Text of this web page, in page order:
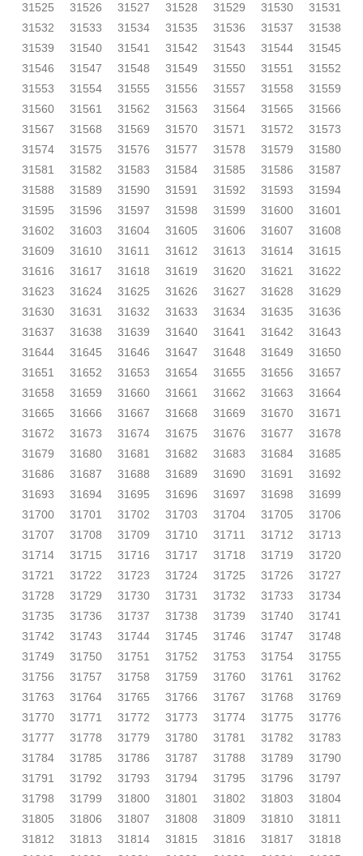
31525
31526 31527 31528 31529 31530
31531
31532
31533 31534 31535 31536 31537
31538
31539
31540 31541 31542 31543 31544
31545
31546
31547 31548 31549 31550 31551
31552
31553
31554 31555 31556 31557 31558
31559
31560
31561 31562 31563 31564 31565
31566
31567
31568 31569 31570 31571 31572
31573
31574
31575 31576 31577 31578 31579
31580
31581
31582 31583 31584 31585 31586
31587
31588
31589 31590 31591 31592 31593
31594
31595
31596 31597 31598 31599 31600
31601
31602
31603 31604 31605 31606 31607
31608
31609
31610 31611 31612 31613 31614
31615
31616
31617 31618 31619 31620 31621
31622
31623
31624 31625 31626 31627 31628
31629
31630
31631 31632 31633 31634 31635
31636
31637
31638 31639 31640 31641 31642
31643
31644
31645 31646 31647 31648 31649
31650
31651
31652 31653 31654 31655 31656
31657
31658
31659 31660 31661 31662 31663
31664
31665
31666 31667 31668 31669 31670
31671
31672
31673 31674 31675 31676 31677
31678
31679
31680 31681 31682 31683 31684
31685
31686
31687 31688 31689 31690 31691
31692
31693
31694 31695 31696 31697 31698
31699
31700
31701 31702 31703 31704 31705
31706
31707
31708 31709 31710 31711 31712
31713
31714
31715 31716 31717 31718 31719
31720
31721
31722 31723 31724 31725 31726
31727
31728
31729 31730 31731 31732 31733
31734
31735
31736 31737 31738 31739 31740
31741
31742
31743 31744 31745 31746 31747
31748
31749
31750 31751 31752 31753 31754
31755
31756
31757 31758 31759 31760 31761
31762
31763
31764 31765 31766 31767 31768
31769
31770
31771 31772 31773 31774 31775
31776
31777
31778 31779 31780 31781 31782
31783
31784
31785 31786 31787 31788 31789
31790
31791
31792 31793 31794 31795 31796
31797
31798
31799 31800 31801 31802 31803
31804
31805
31806 31807 31808 31809 31810
31811
31812
31813 31814 31815 31816 31817
31818